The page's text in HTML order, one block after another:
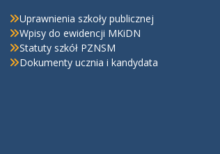
Uprawnienia szkoły publicznej
Wpisy do ewidencji MKiDN
Statuty szkół PZNSM
Dokumenty ucznia i kandydata